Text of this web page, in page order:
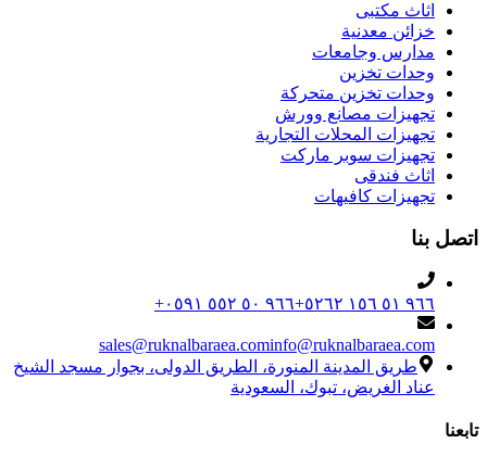
اثاث مكتبى
خزائن معدنية
مدارس وجامعات
وحدات تخزين
وحدات تخزين متحركة
تجهيزات مصانع وورش
تجهيزات المحلات التجارية
تجهيزات سوبر ماركت
اثاث فندقى
تجهيزات كافيهات
اتصل بنا
+٩٦٦ ٥١ ١٥٦ ٥٢٦٢ +٩٦٦ ٥٠ ٥٥٢ ٠٥٩١
info@ruknalbaraea.com
sales@ruknalbaraea.com
طريق المدينة المنورة، الطريق الدولى، بجوار مسجد الشيخ
عناد الغريض، تبوك، السعودية
تابعنا